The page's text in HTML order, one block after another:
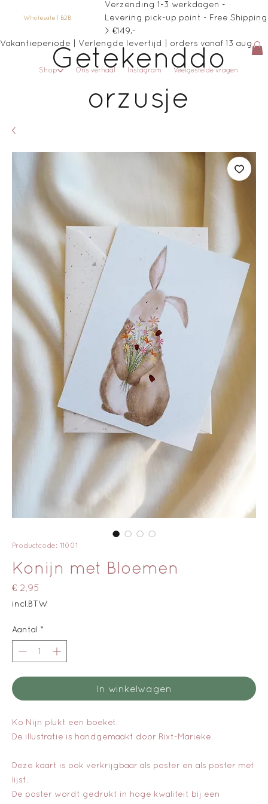
Verzending 1-3 werkdagen -
Levering pick-up point - Free Shipping
> €149,-
Wholesale | B2B
Vakantieperiode | Verlengde levertijd | orders vanaf 13 aug
Getekenddo
orzusje
Shop Ons verhaal Instagram Veelgestelde vragen
Productcode: 11001
Konijn met Bloemen
€ 2,95
incl.BTW
Aantal *
In winkelwagen
Ko Nijn plukt een boeket.
De illustratie is handgemaakt door Rixt-Marieke.
Deze kaart is ook verkrijgbaar als poster en als poster met
lijst.
De poster wordt gedrukt in hoge kwaliteit bij een